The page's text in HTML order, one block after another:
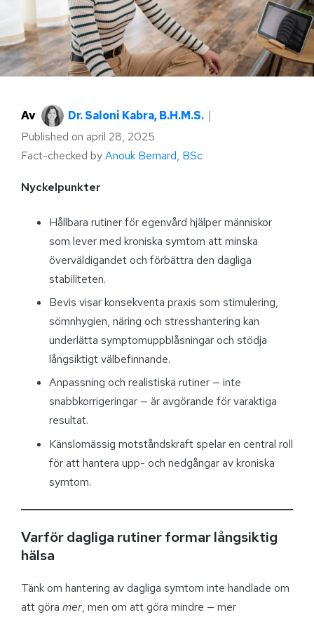
Av Dr. Saloni Kabra, B.H.M.S. ｜
Published on april 28, 2025
Fact-checked byAnouk Bernard, BSc
Nyckelpunkter
Hållbara rutiner för egenvård hjälper människor
som lever med kroniska symtom att minska
överväldigandet och förbättra den dagliga
stabiliteten.
Bevis visar konsekventa praxis som stimulering,
sömnhygien, näring och stresshantering kan
underlätta symptomuppblåsningar och stödja
långsiktigt välbefinnande.
Anpassning och realistiska rutiner — inte
snabbkorrigeringar — är avgörande för varaktiga
resultat.
Känslomässig motståndskraft spelar en central roll
för att hantera upp- och nedgångar av kroniska
symtom.
Varför dagliga rutiner formar långsiktig
hälsa
Tänk om hantering av dagliga symtom inte handlade om
att göra mer, men om att göra mindre — mer